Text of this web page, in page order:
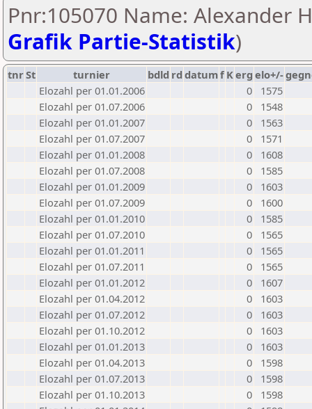
Pnr:105070 Name: Alexander
Grafik Partie-Statistik)
tnrSt turnier bdld rd datumf Kerg elo+/-
Elozahl per 01.01.2006
0
1575
Elozahl per 01.07.2006
0
1548
Elozahl per 01.01.2007
0
1563
Elozahl per 01.07.2007
0
1571
Elozahl per 01.01.2008
0
1608
Elozahl per 01.07.2008
0
1585
Elozahl per 01.01.2009
0
1603
Elozahl per 01.07.2009
0
1600
Elozahl per 01.01.2010
0
1585
Elozahl per 01.07.2010
0
1565
Elozahl per 01.01.2011
0
1565
Elozahl per 01.07.2011
0
1565
Elozahl per 01.01.2012
0
1607
Elozahl per 01.04.2012
0
1603
Elozahl per 01.07.2012
0
1603
Elozahl per 01.10.2012
0
1603
Elozahl per 01.01.2013
0
1603
Elozahl per 01.04.2013
0
1598
Elozahl per 01.07.2013
0
1598
Elozahl per 01.10.2013
0
1598